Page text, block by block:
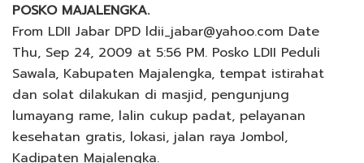
POSKO MAJALENGKA.
From LDII Jabar DPD ldii_jabar@yahoo.com Date
Thu, Sep 24, 2009 at 5:56 PM. Posko LDII Peduli
Sawala, Kabupaten Majalengka, tempat istirahat
dan solat dilakukan di masjid, pengunjung
lumayang rame, lalin cukup padat, pelayanan
kesehatan gratis, lokasi, jalan raya Jombol,
Kadipaten Majalengka.